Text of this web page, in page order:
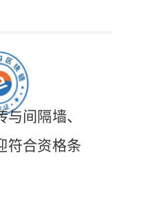
间隔墙、
符合资格条